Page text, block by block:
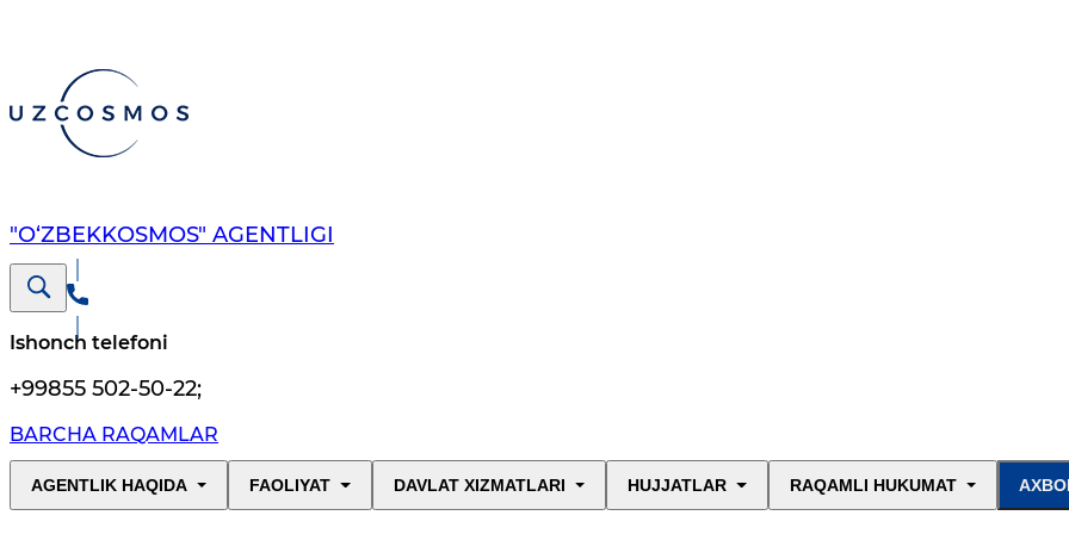
"O‘ZBEKKOSMOS" AGENTLIGI
Ishonch telefoni
+99855 502-50-22;
BARCHA RAQAMLAR
AGENTLIK HAQIDA FAOLIYAT DAVLAT XIZMATLARI HUJJATLAR RAQAMLI HUKUMAT